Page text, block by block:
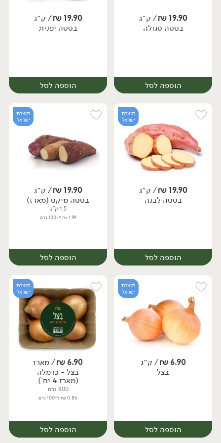
יח׳ ק״ג מארז
19.90
₪/ ק״ג
בטטה סגולה
הוספה לסל
יח׳ ק״ג
19.90
₪/ ק״ג
בטטה יפנית
הוספה לסל
יח׳ ק״ג
תוצרת
ישראל
19.90
₪/ ק״ג
בטטה לבנה
הוספה לסל
תוצרת
ישראל
19.90
₪/ ק״ג
בטטה מיקס (מארז)
1.5 ק"ג
1.99 ₪ ל-100 גרם
הוספה לסל
מארז
תוצרת
ישראל
6.90
₪/ ק״ג
בצל
הוספה לסל
תוצרת
ישראל
6.90
₪/ מארז
בצל - כרמלה
(מארז 4 יח')
800 גרם
0.86 ₪ ל-100 גרם
הוספה לסל